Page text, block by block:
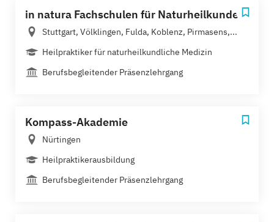
in natura Fachschulen für Naturheilkunde
Stuttgart, Völklingen, Fulda, Koblenz, Pirmasens,...
Heilpraktiker für naturheilkundliche Medizin
Berufsbegleitender Präsenzlehrgang
Kompass-Akademie
Nürtingen
Heilpraktikerausbildung
Berufsbegleitender Präsenzlehrgang